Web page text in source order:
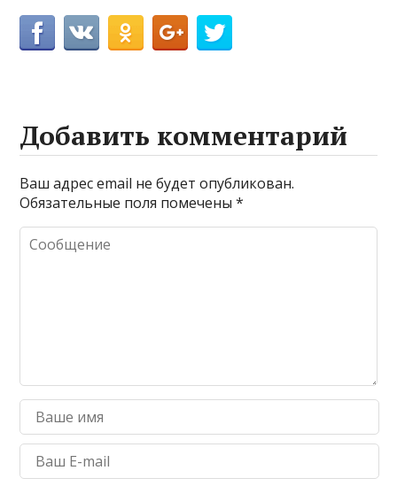
Добавить комментарий
Ваш адрес email не будет опубликован.
Обязательные поля помечены*